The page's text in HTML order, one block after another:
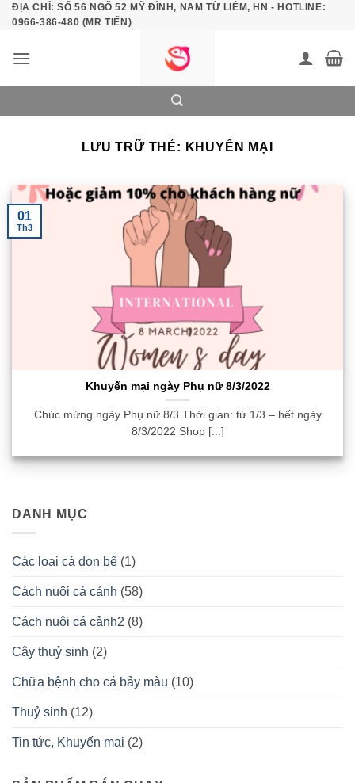
Bỏ
qua
dung
ĐỊA CHỈ: SỐ 56 NGÕ 52 MỸ ĐÌNH, NAM TỪ LIÊM, HN - HOTLINE:
0966-386-480 (MR TIẾN)
LƯU TRỮ THẺ: KHUYẾN MẠI
DANH MỤC
Các loại cá dọn bể (1)
Cách nuôi cá cảnh (58)
Cách nuôi cá cảnh2 (8)
Cây thuỷ sinh (2)
Chữa bệnh cho cá bảy màu (10)
Thuỷ sinh (12)
Tin tức, Khuyến mai (2)
Khuyến mại ngày Phụ nữ 8/3/2022
Chúc mừng ngày Phụ nữ 8/3 Thời gian: từ 1/3 – hết ngày
8/3/2022 Shop [...]
01
Th3